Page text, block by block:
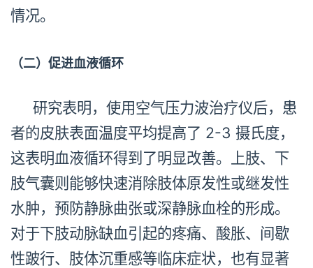
情况。
（二）促进血液循环
研究表明，使用空气压力波治疗仪后，患
者的皮肤表面温度平均提高了 2-3 摄氏度，
这表明血液循环得到了明显改善。上肢、下
肢气囊则能够快速消除肢体原发性或继发性
水肿，预防静脉曲张或深静脉血栓的形成。
对于下肢动脉缺血引起的疼痛、酸胀、间歇
性跛行、肢体沉重感等临床症状，也有显著